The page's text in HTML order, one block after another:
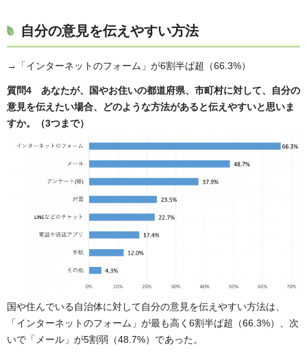
自分の意見を伝えやすい方法
→「インターネットのフォーム」が6割半ば超（66.3%）
質問4 あなたが、国やお住いの都道府県、市町村に対して、自分の
意見を伝えたい場合、どのような方法があると伝えやすいと思いま
すか。（3つまで）
国や住んでいる自治体に対して自分の意見を伝えやすい方法は、
「インターネットのフォーム」が最も高く6割半ば超（66.3%）、次
いで「メール」が5割弱（48.7%）であった。